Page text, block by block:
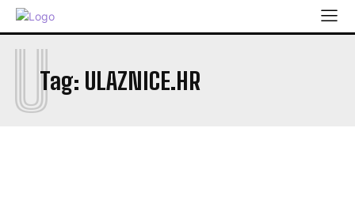
Tag: ULAZNICE.HR
U